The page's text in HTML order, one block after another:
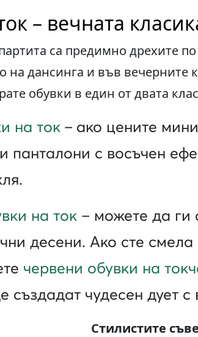
– вечната
са предимно дрехите
на дансинга и във вечерните
обувки в един от двата
на ток – ако цените
панталони с восъчен
на ток – можете да ги
десени. Ако сте смела
червени обувки на
създадат чудесен дует
Стилистите